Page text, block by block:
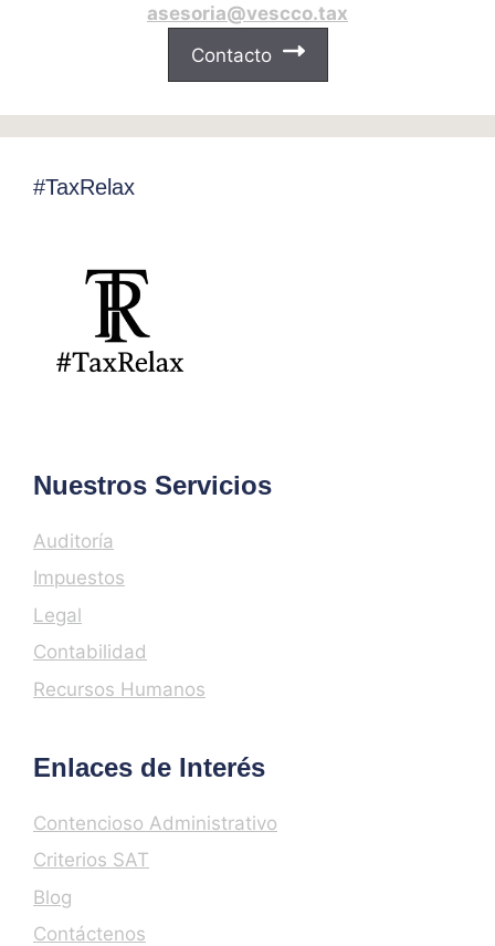
asesoria@vescco.tax
Contacto
#TaxRelax
Nuestros Servicios
Auditoría
Impuestos
Legal
Contabilidad
Recursos Humanos
Enlaces de Interés
Contencioso Administrativo
Criterios SAT
Blog
Contáctenos